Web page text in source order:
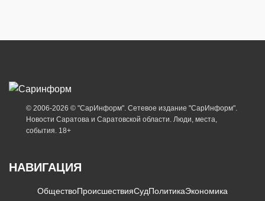
© 2006-2026 © "СарИнформ". Сетевое издание "СарИнформ".
Новости Саратова и Саратовской области. Люди, места,
события. 18+
НАВИГАЦИЯ
ОбществоПроисшествияСудПолитикаЭкономика